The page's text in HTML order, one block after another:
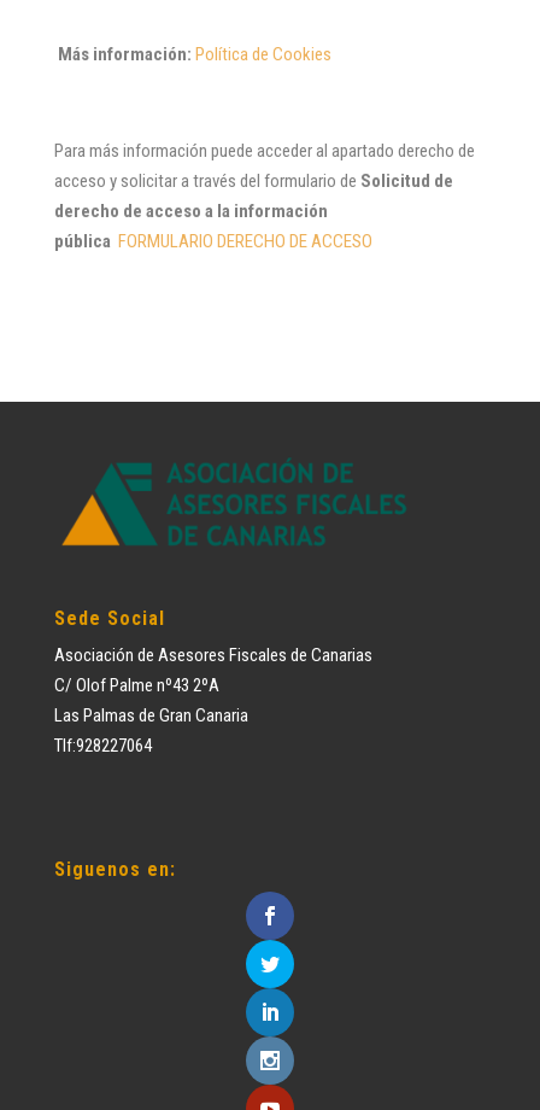
Más información: Política de Cookies
Para más información puede acceder al apartado derecho de
acceso y solicitar a través del formulario de Solicitud de
derecho de acceso a la información
pública FORMULARIO DERECHO DE ACCESO
Sede Social
Asociación de Asesores Fiscales de Canarias
C/ Olof Palme nº43 2ºA
Las Palmas de Gran Canaria
Tlf:928227064
Siguenos en: